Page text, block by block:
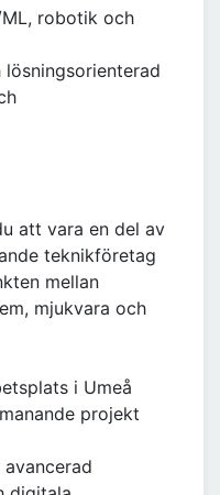
robotik och
att vara en del av
teknikföretag
mellan
mjukvara och
i Umeå
projekt